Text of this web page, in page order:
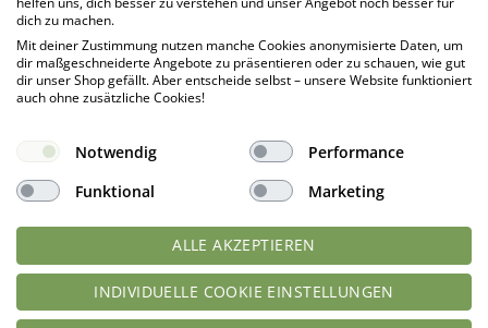
Gutschein nicht mit anderen Gutscheinen kombiniert
werden kann. Dies gilt auch für Gutscheine, die eine
Multiplikation von Treue-Mandeln ermöglichen.
eingelöst wird, werden keine Treue-Mandeln gezählt.
Weitere Bedingungen:
Jeder, der in unserem Shop https://lowcarb-
glutenfrei.com ein Kundenkonto erstellt, nimmt
automatisch ab dem 23.10.2016 an dem
Bonusprogramm teil und stimmt den
dich zu machen.
Mit deiner Zustimmung nutzen manche Cookies anonymisierte Daten, um
dir maßgeschneiderte Angebote zu präsentieren oder zu schauen, wie gut
dir unser Shop gefällt. Aber entscheide selbst – unsere Website funktioniert
auch ohne zusätzliche Cookies!
Notwendig
Performance
Funktional
Marketing
ALLE AKZEPTIEREN
INDIVIDUELLE COOKIE EINSTELLUNGEN